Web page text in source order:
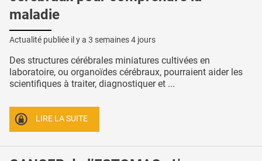
maladie
Actualité publiée il y a 3 semaines 4 jours
Des structures cérébrales miniatures cultivées en
laboratoire, ou organoïdes cérébraux, pourraient aider les
scientifiques à traiter, diagnostiquer et ...
LIRE LA SUITE